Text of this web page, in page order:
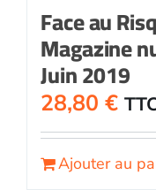
Face au
Magazine
Juin 2019
28,80 €
Ajouter au